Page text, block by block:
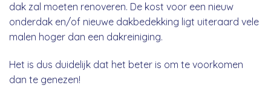
dak zal moeten renoveren. De kost voor een nieuw
onderdak en/of nieuwe dakbedekking ligt uiteraard vele
malen hoger dan een dakreiniging.
Het is dus duidelijk dat het beter is om te voorkomen
dan te genezen!